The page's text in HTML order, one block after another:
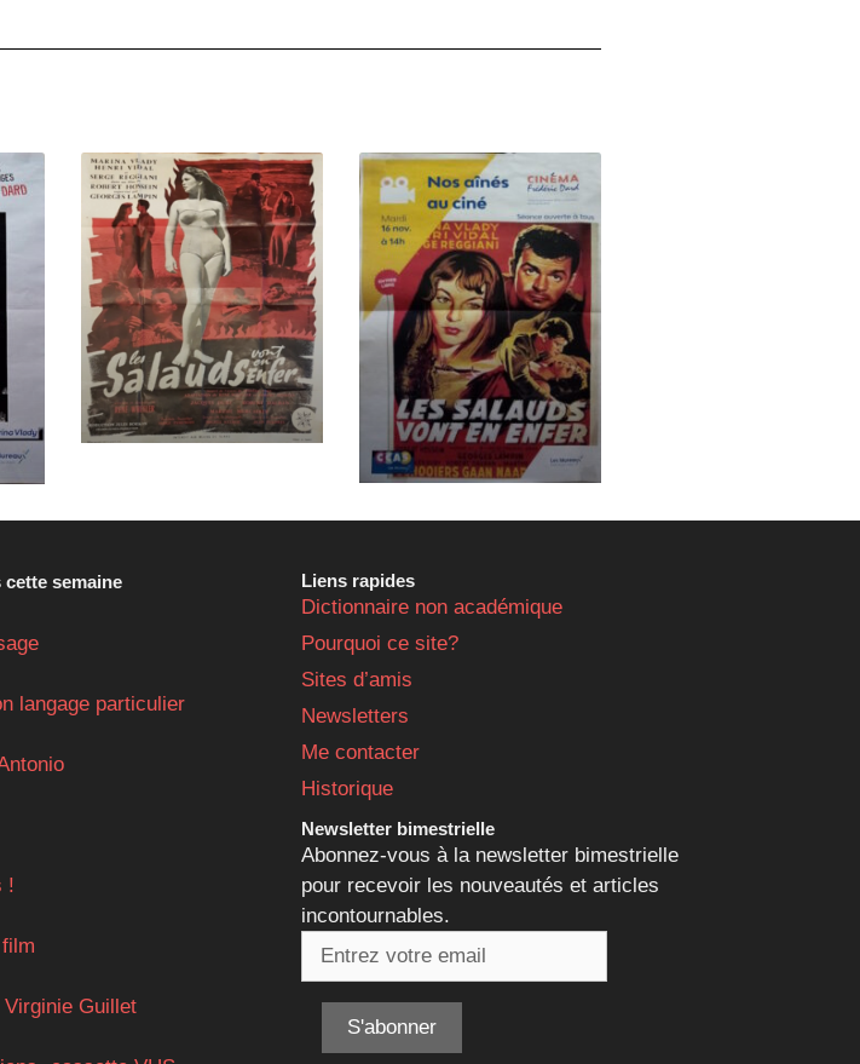
semaine
langage particulier
!
Guillet
Liens rapides
Dictionnaire non académique
Pourquoi ce site?
Sites d’amis
Newsletters
Me contacter
Historique
Newsletter bimestrielle
Abonnez-vous à la newsletter bimestrielle
pour recevoir les nouveautés et articles
incontournables.